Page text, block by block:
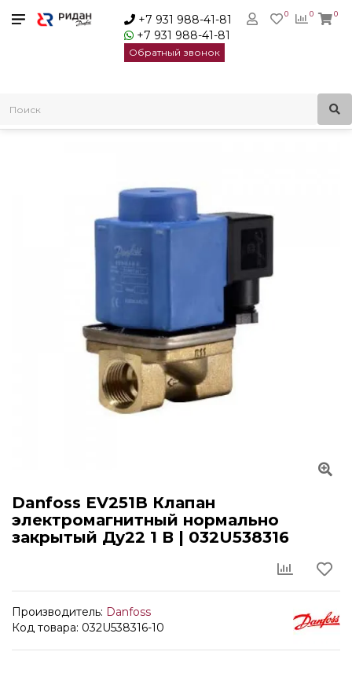
+7 931 988-41-81
+7 931 988-41-81
Обратный звонок
0
0 0
Электромагнитные клапаны
закрытый Ду22 1 В | 032U538316
Danfoss EV251B Клапан
электромагнитный нормально
закрытый Ду22 1 В | 032U538316
Производитель: Danfoss
Код товара: 032U538316-10